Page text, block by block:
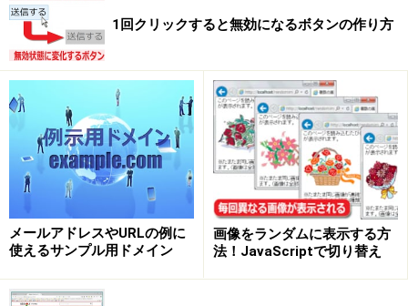
ば誰でも無料で作成できます。ここでは例として「ホー
ムページ作成TIPS」という名称のFacebookページ(右図)
を作成する手順で解説します。このページは実際に以下
のURLで運営(新着記事を案内)していますので、覗いてみ
て下さい。
http://www.facebook.com/hp.tips
このようなFacebookページは、以下の手順で作れます。
法人でも個人でもとても簡単な操作で作成できますか
ら、ぜひ試してみて下さい。
【本記事の目次】
1回クリックすると無効になるボタンの作り方
メールアドレスやURLの例に
使えるサンプル用ドメイン
画像をランダムに表示する方
法！JavaScriptで切り替え